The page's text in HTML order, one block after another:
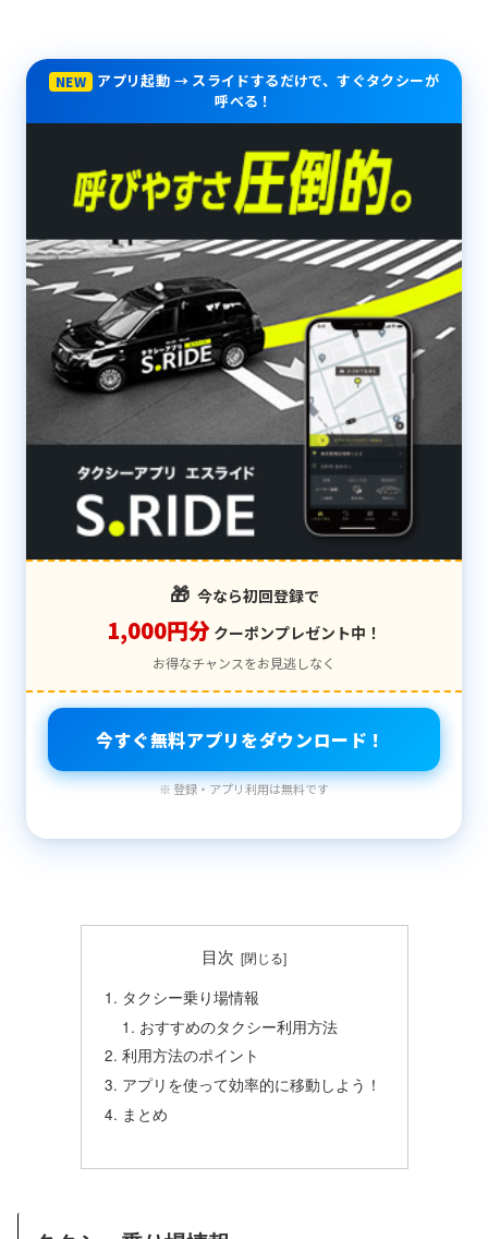
NEW
アプリ起動 → スライドするだけで、すぐタクシーが
呼べる！
🎁 今なら初回登録で
1,000円分 クーポンプレゼント中！
お得なチャンスをお見逃しなく
今すぐ無料アプリをダウンロード！
※ 登録・アプリ利用は無料です
目次
タクシー乗り場情報
おすすめのタクシー利用方法
利用方法のポイント
アプリを使って効率的に移動しよう！
まとめ